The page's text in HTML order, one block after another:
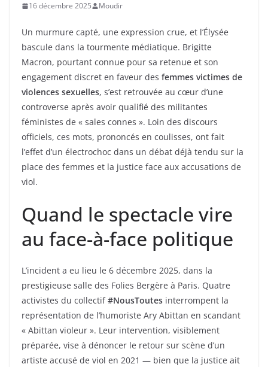
16 décembre 2025 Moudir
Un murmure capté, une expression crue, et l’Élysée
bascule dans la tourmente médiatique. Brigitte
Macron, pourtant connue pour sa retenue et son
engagement discret en faveur des femmes victimes de
violences sexuelles, s’est retrouvée au cœur d’une
controverse après avoir qualifié des militantes
féministes de « sales connes ». Loin des discours
officiels, ces mots, prononcés en coulisses, ont fait
l’effet d’un électrochoc dans un débat déjà tendu sur la
place des femmes et la justice face aux accusations de
viol.
Quand le spectacle vire
au face-à-face politique
L’incident a eu lieu le 6 décembre 2025, dans la
prestigieuse salle des Folies Bergère à Paris. Quatre
activistes du collectif#NousToutes interrompent la
représentation de l’humoriste Ary Abittan en scandant
« Abittan violeur ». Leur intervention, visiblement
préparée, vise à dénoncer le retour sur scène d’un
artiste accusé de viol en 2021 — bien que la justice ait